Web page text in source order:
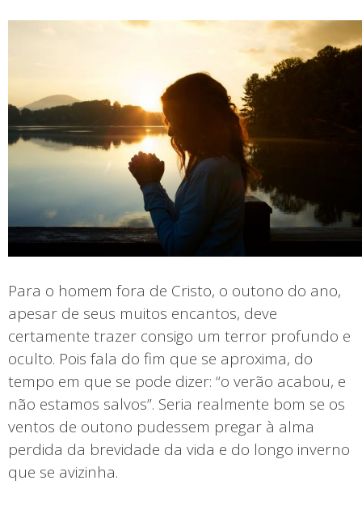
Para o homem fora de Cristo, o outono do ano,
apesar de seus muitos encantos, deve
certamente trazer consigo um terror profundo e
oculto. Pois fala do fim que se aproxima, do
tempo em que se pode dizer: “o verão acabou, e
não estamos salvos”. Seria realmente bom se os
ventos de outono pudessem pregar à alma
perdida da brevidade da vida e do longo inverno
que se avizinha.